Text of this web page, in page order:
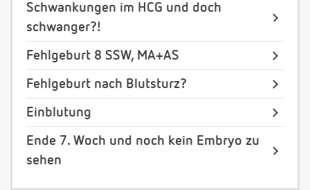
Schwankungen im HCG und doch
schwanger?!
Fehlgeburt 8 SSW, MA+AS
Fehlgeburt nach Blutsturz?
Einblutung
Ende 7. Woch und noch kein Embryo zu
sehen